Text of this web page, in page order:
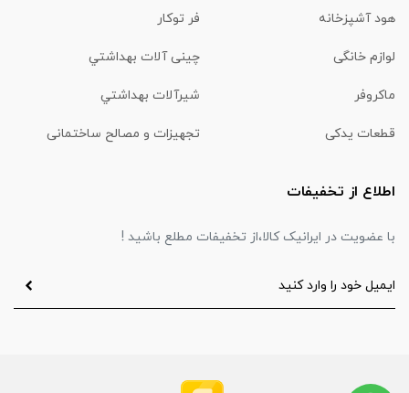
هود آشپزخانه فر توکار
لوازم خانگی چینی آلات بهداشتي
ماكروفر شیرآلات بهداشتي
قطعات یدکی تجهیزات و مصالح ساختمانی
اطلاع از تخفیفات
با عضویت در ایرانیک کالا،از تخفیفات مطلع باشید !